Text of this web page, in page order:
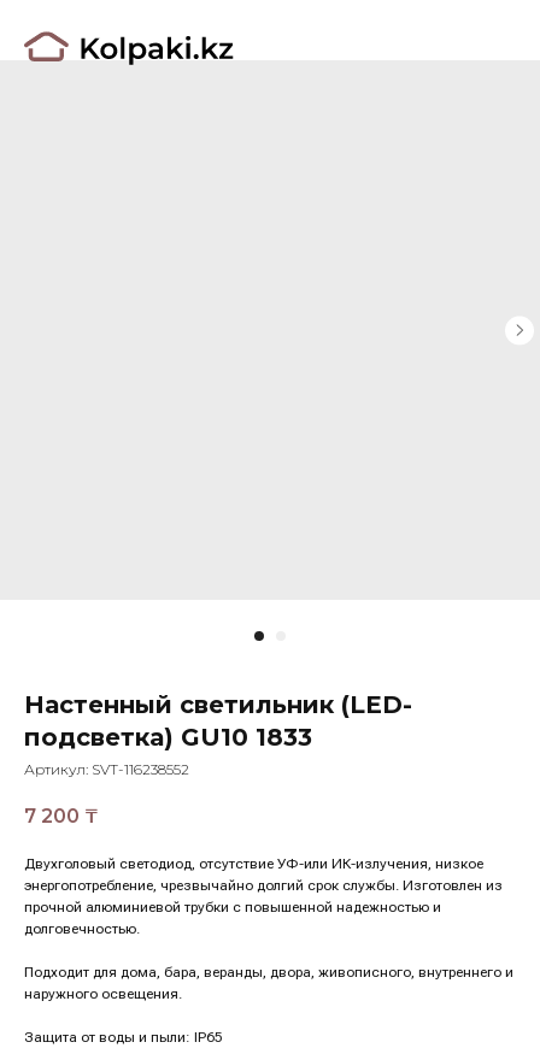
Настенный светильник (LED-
подсветка) GU10 1833
Артикул: SVT-116238552
7 200 ₸
Двухголовый светодиод, отсутствие УФ-или ИК-излучения, низкое
энергопотребление, чрезвычайно долгий срок службы. Изготовлен из
прочной алюминиевой трубки с повышенной надежностью и
долговечностью.
Подходит для дома, бара, веранды, двора, живописного, внутреннего и
наружного освещения.
Защита от воды и пыли: IP65